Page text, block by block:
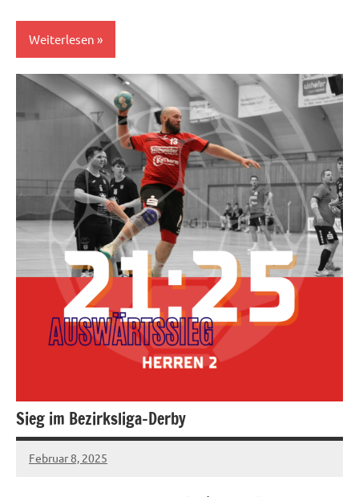
Weiterlesen
Herren
Sieg im Bezirksliga-Derby
Februar 8, 2025
socialmedia